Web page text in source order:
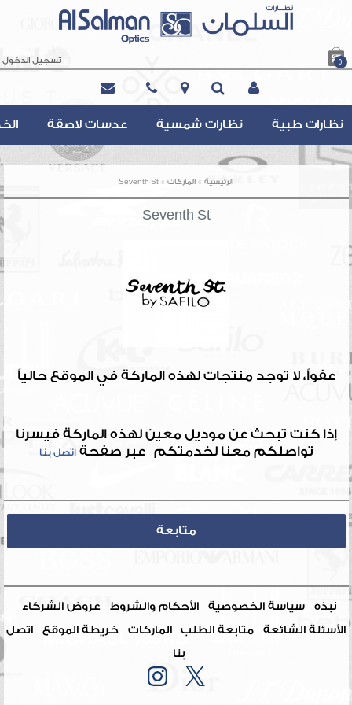
Contact@AlsalmanOptics.com
0 تسجيل الدخول
نظارات طبية نظارات شمسية عدسات لاصقة
الرئيسية» الماركات»
Seventh St
Seventh St
عفواً، لا توجد منتجات لهذه الماركة في الموقع حالياً
إذا كنت تبحث عن موديل معين لهذه الماركة فيسرنا
تواصلكم معنا لخدمتكم عبر صفحةاتصل بنا
متابعة
نبذه سياسة الخصوصية الأحكام والشروط
عروض الشركاء
الأسئلة الشائعة
متابعة الطلب الماركات خريطة الموقع
اتصل
بنا